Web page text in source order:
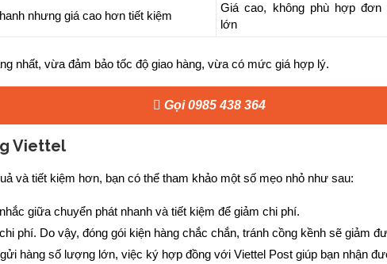
nhưng giá cao hơn tiết kiệm
Giá cao, không phù hợp
lớn
nhất, vừa đảm bảo tốc độ giao hàng, vừa có mức giá hợp lý.
Gọi 0985 438 364
Viettel
và tiết kiệm hơn, bạn có thể tham khảo một số mẹo nhỏ như sau:
giữa chuyển phát nhanh và tiết kiệm để giảm chi phí.
phí. Do vậy, đóng gói kiện hàng chắc chắn, tránh cồng kềnh sẽ giảm
hàng số lượng lớn, việc ký hợp đồng với Viettel Post giúp bạn nhận